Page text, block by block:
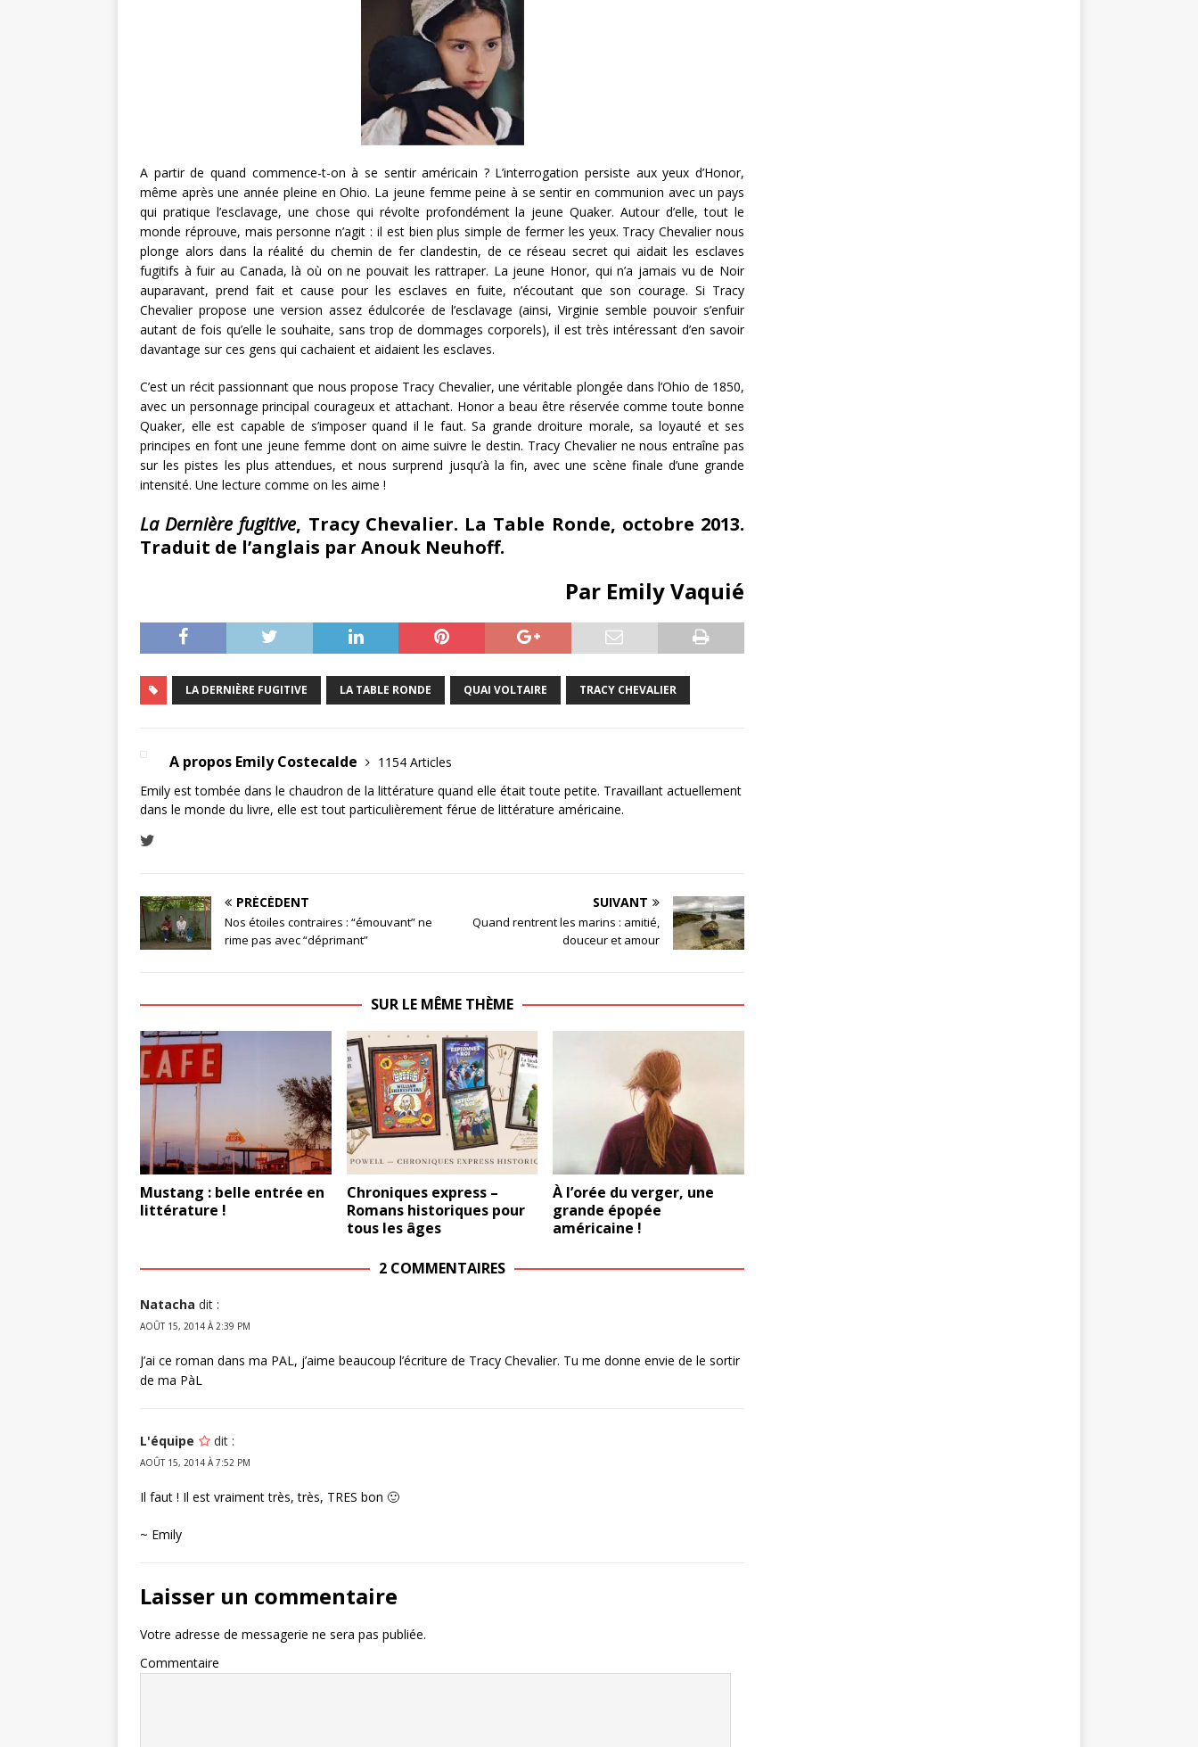
A partir de quand commence-t-on à se sentir américain ? L’interrogation persiste aux yeux d’Honor,
même après une année pleine en Ohio. La jeune femme peine à se sentir en communion avec un pays
qui pratique l’esclavage, une chose qui révolte profondément la jeune Quaker. Autour d’elle, tout le
monde réprouve, mais personne n’agit : il est bien plus simple de fermer les yeux. Tracy Chevalier nous
plonge alors dans la réalité du chemin de fer clandestin, de ce réseau secret qui aidait les esclaves
fugitifs à fuir au Canada, là où on ne pouvait les rattraper. La jeune Honor, qui n’a jamais vu de Noir
auparavant, prend fait et cause pour les esclaves en fuite, n’écoutant que son courage. Si Tracy
Chevalier propose une version assez édulcorée de l’esclavage (ainsi, Virginie semble pouvoir s’enfuir
autant de fois qu’elle le souhaite, sans trop de dommages corporels), il est très intéressant d’en savoir
davantage sur ces gens qui cachaient et aidaient les esclaves.
C’est un récit passionnant que nous propose Tracy Chevalier, une véritable plongée dans l’Ohio de 1850,
avec un personnage principal courageux et attachant. Honor a beau être réservée comme toute bonne
Quaker, elle est capable de s’imposer quand il le faut. Sa grande droiture morale, sa loyauté et ses
principes en font une jeune femme dont on aime suivre le destin. Tracy Chevalier ne nous entraîne pas
sur les pistes les plus attendues, et nous surprend jusqu’à la fin, avec une scène finale d’une grande
intensité. Une lecture comme on les aime !
La Dernière fugitive, Tracy Chevalier. La Table Ronde, octobre 2013.
Traduit de l’anglais par Anouk Neuhoff.
Par Emily Vaquié
LA DERNIÈRE FUGITIVE LA TABLE RONDE QUAI VOLTAIRE TRACY CHEVALIER
A propos Emily Costecalde
1154 Articles
Emily est tombée dans le chaudron de la littérature quand elle était toute petite. Travaillant actuellement
dans le monde du livre, elle est tout particulièrement férue de littérature américaine.
PRÉCÉDENT
Nos étoiles contraires : “émouvant” ne
rime pas avec “déprimant”
SUIVANT
Quand rentrent les marins : amitié,
douceur et amour
SUR LE MÊME THÈME
Mustang : belle entrée en
littérature !
Chroniques express –
Romans historiques pour
tous les âges
À l’orée du verger, une
grande épopée
américaine !
2 COMMENTAIRES
Natacha dit :
AOÛT 15, 2014 À 2:39 PM
J’ai ce roman dans ma PAL, j’aime beaucoup l’écriture de Tracy Chevalier. Tu me donne envie de le sortir
de ma PàL
L'équipe dit :
AOÛT 15, 2014 À 7:52 PM
Il faut ! Il est vraiment très, très, TRES bon 🙂
~ Emily
Laisser un commentaire
Votre adresse de messagerie ne sera pas publiée.
Commentaire